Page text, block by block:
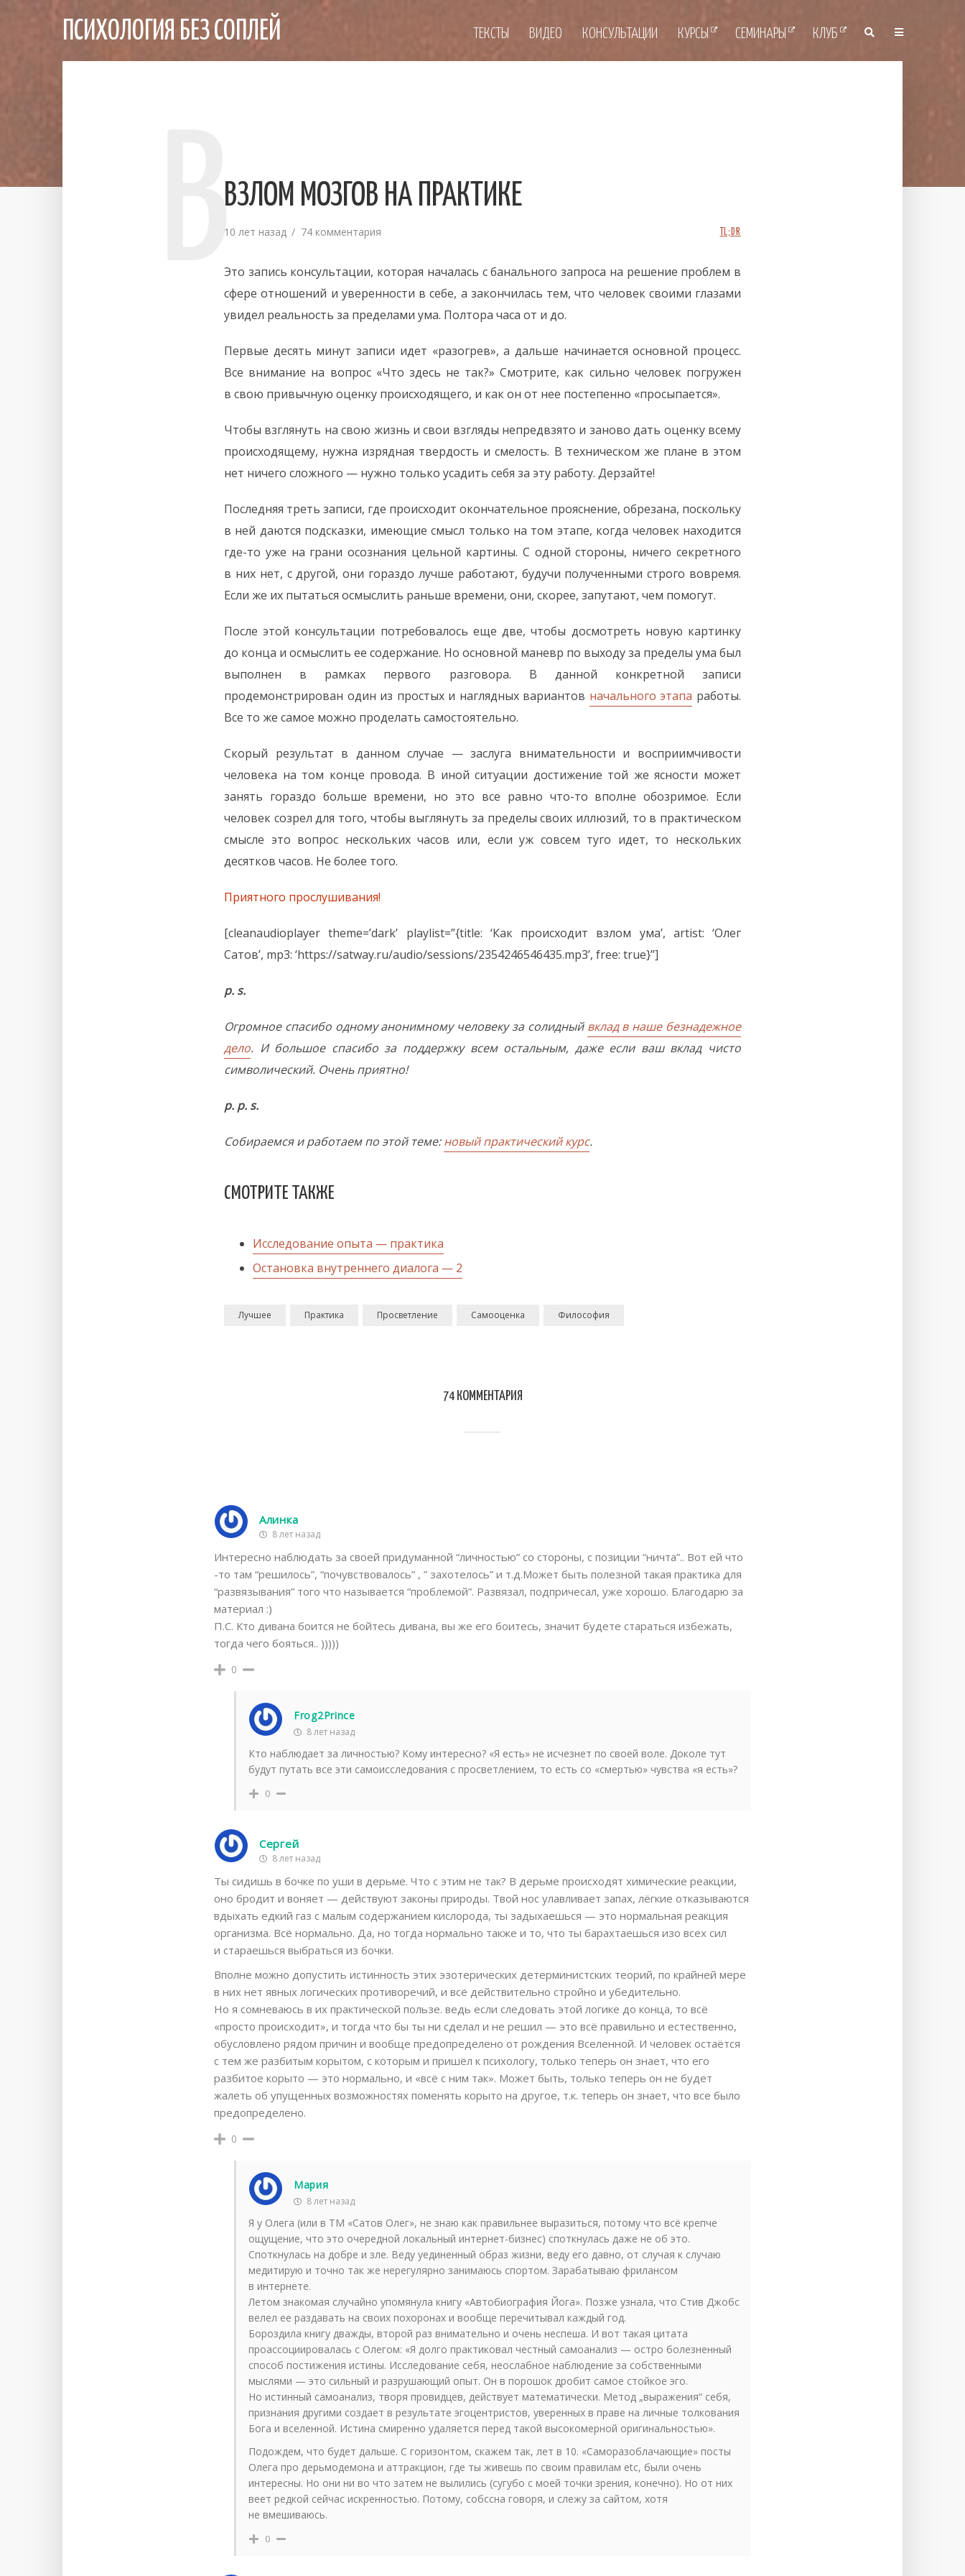
ПСИХОЛОГИЯ БЕЗ СОПЛЕЙ ТЕКСТЫ ВИДЕО КОНСУЛЬТАЦИИ КУРСЫ СЕМИНАРЫ КЛУБ
ВЗЛОМ МОЗГОВ НА ПРАКТИКЕ
10 лет назад 74 комментария
В TL;DR
Это запись консультации, которая началась с банального запроса на решение проблем в
сфере отношений и уверенности в себе, а закончилась тем, что человек своими глазами
увидел реальность за пределами ума. Полтора часа от и до.
Первые десять минут записи идет «разогрев», а дальше начинается основной процесс.
Все внимание на вопрос «Что здесь не так?» Смотрите, как сильно человек погружен
в свою привычную оценку происходящего, и как он от нее постепенно «просыпается».
Чтобы взглянуть на свою жизнь и свои взгляды непредвзято и заново дать оценку всему
происходящему, нужна изрядная твердость и смелость. В техническом же плане в этом
нет ничего сложного — нужно только усадить себя за эту работу. Дерзайте!
Последняя треть записи, где происходит окончательное прояснение, обрезана, поскольку
в ней даются подсказки, имеющие смысл только на том этапе, когда человек находится
где-то уже на грани осознания цельной картины. С одной стороны, ничего секретного
в них нет, с другой, они гораздо лучше работают, будучи полученными строго вовремя.
Если же их пытаться осмыслить раньше времени, они, скорее, запутают, чем помогут.
После этой консультации потребовалось еще две, чтобы досмотреть новую картинку
до конца и осмыслить ее содержание. Но основной маневр по выходу за пределы ума был
выполнен в рамках первого разговора. В данной конкретной записи
продемонстрирован один из простых и наглядных вариантов начального этапа работы.
Все то же самое можно проделать самостоятельно.
Скорый результат в данном случае — заслуга внимательности и восприимчивости
человека на том конце провода. В иной ситуации достижение той же ясности может
занять гораздо больше времени, но это все равно что-то вполне обозримое. Если
человек созрел для того, чтобы выглянуть за пределы своих иллюзий, то в практическом
смысле это вопрос нескольких часов или, если уж совсем туго идет, то нескольких
десятков часов. Не более того.
Приятного прослушивания!
[cleanaudioplayer theme=’dark’ playlist=”{title: ‘Как происходит взлом ума’, artist: ‘Олег
Сатов’, mp3: ‘https://satway.ru/audio/sessions/2354246546435.mp3’, free: true}”]
p. s.
Огромное спасибо одному анонимному человеку за солидный вклад в наше безнадежное
дело. И большое спасибо за поддержку всем остальным, даже если ваш вклад чисто
символический. Очень приятно!
p. p. s.
Собираемся и работаем по этой теме:новый практический курс.
СМОТРИТЕ ТАКЖЕ
Исследование опыта — практика
Остановка внутреннего диалога — 2
Лучшее Практика Просветление Самооценка Философия
74 КОММЕНТАРИЯ
Алинка
8 лет назад
Интересно наблюдать за своей придуманной “личностью” со стороны, с позиции “ничта”.. Вот ей что
-то там “решилось”, “почувствовалось” , ” захотелось” и т.д.Может быть полезной такая практика для
“развязывания” того что называется “проблемой”. Развязал, подпричесал, уже хорошо. Благодарю за
материал :)
П.С. Кто дивана боится не бойтесь дивана, вы же его боитесь, значит будете стараться избежать,
тогда чего бояться.. )))))
0
Frog2Prince
8 лет назад
Кто наблюдает за личностью? Кому интересно? «Я есть» не исчезнет по своей воле. Доколе тут
будут путать все эти самоисследования с просветлением, то есть со «смертью» чувства «я есть»?
0
Сергей
8 лет назад
Ты сидишь в бочке по уши в дерьме. Что с этим не так? В дерьме происходят химические реакции,
оно бродит и воняет — действуют законы природы. Твой нос улавливает запах, лёгкие отказываются
вдыхать едкий газ с малым содержанием кислорода, ты задыхаешься — это нормальная реакция
организма. Всё нормально. Да, но тогда нормально также и то, что ты барахтаешься изо всех сил
и стараешься выбраться из бочки.
Вполне можно допустить истинность этих эзотерических детерминистских теорий, по крайней мере
в них нет явных логических противоречий, и всё действительно стройно и убедительно.
Но я сомневаюсь в их практической пользе. ведь если следовать этой логике до конца, то всё
«просто происходит», и тогда что бы ты ни сделал и не решил — это всё правильно и естественно,
обусловлено рядом причин и вообще предопределено от рождения Вселенной. И человек остаётся
с тем же разбитым корытом, с которым и пришёл к психологу, только теперь он знает, что его
разбитое корыто — это нормально, и «всё с ним так». Может быть, только теперь он не будет
жалеть об упущенных возможностях поменять корыто на другое, т.к. теперь он знает, что все было
предопределено.
0
Мария
8 лет назад
Я у Олега (или в ТМ «Сатов Олег», не знаю как правильнее выразиться, потому что всё крепче
ощущение, что это очередной локальный интернет-бизнес) споткнулась даже не об это.
Споткнулась на добре и зле. Веду уединенный образ жизни, веду его давно, от случая к случаю
медитирую и точно так же нерегулярно занимаюсь спортом. Зарабатываю фрилансом
в интернете.
Летом знакомая случайно упомянула книгу «Автобиография Йога». Позже узнала, что Стив Джобс
велел ее раздавать на своих похоронах и вообще перечитывал каждый год.
Бороздила книгу дважды, второй раз внимательно и очень неспеша. И вот такая цитата
проассоциировалась с Олегом: «Я долго практиковал честный самоанализ — остро болезненный
способ постижения истины. Исследование себя, неослабное наблюдение за собственными
мыслями — это сильный и разрушающий опыт. Он в порошок дробит самое стойкое эго.
Но истинный самоанализ, творя провидцев, действует математически. Метод „выражения“ себя,
признания другими создает в результате эгоцентристов, уверенных в праве на личные толкования
Бога и вселенной. Истина смиренно удаляется перед такой высокомерной оригинальностью».
Подождем, что будет дальше. С горизонтом, скажем так, лет в 10. «Саморазоблачающие» посты
Олега про дерьмодемона и аттракцион, где ты живешь по своим правилам etc, были очень
интересны. Но они ни во что затем не вылились (сугубо с моей точки зрения, конечно). Но от них
веет редкой сейчас искренностью. Потому, собссна говоря, и слежу за сайтом, хотя
не вмешиваюсь.
0